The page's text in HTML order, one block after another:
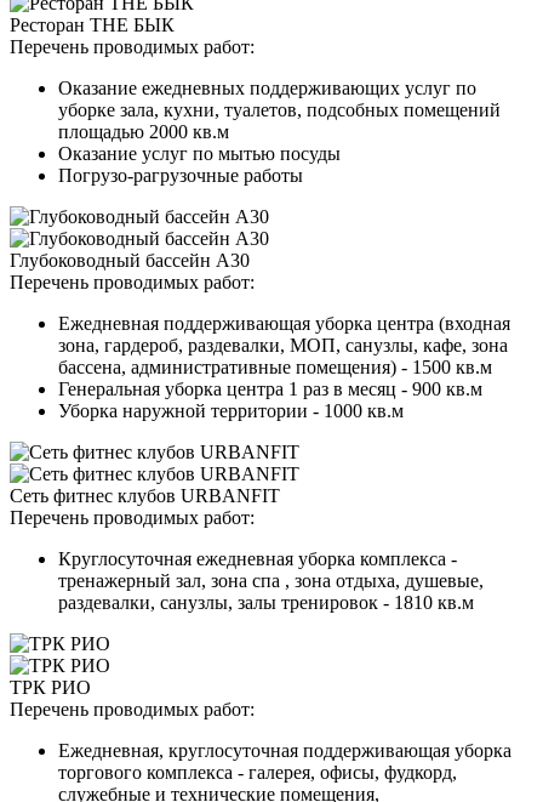
Ресторан THE БЫК
Перечень проводимых работ:
Оказание ежедневных поддерживающих услуг по
уборке зала, кухни, туалетов, подсобных помещений
площадью 2000 кв.м
Оказание услуг по мытью посуды
Погрузо-рагрузочные работы
Глубоководный бассейн А30
Перечень проводимых работ:
Ежедневная поддерживающая уборка центра (входная
зона, гардероб, раздевалки, МОП, санузлы, кафе, зона
бассена, административные помещения) - 1500 кв.м
Генеральная уборка центра 1 раз в месяц - 900 кв.м
Уборка наружной территории - 1000 кв.м
Сеть фитнес клубов URBANFIT
Перечень проводимых работ:
Круглосуточная ежедневная уборка комплекса -
тренажерный зал, зона спа , зона отдыха, душевые,
раздевалки, санузлы, залы тренировок - 1810 кв.м
ТРК РИО
Перечень проводимых работ:
Ежедневная, круглосуточная поддерживающая уборка
торгового комплекса - галерея, офисы, фудкорд,
служебные и технические помещения,